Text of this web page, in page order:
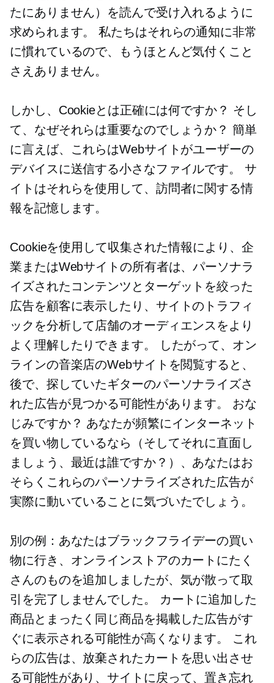
たにありません）を読んで受け入れるように
求められます。 私たちはそれらの通知に非常
に慣れているので、もうほとんど気付くこと
さえありません。
しかし、Cookieとは正確には何ですか？ そし
て、なぜそれらは重要なのでしょうか？ 簡単
に言えば、これらはWebサイトがユーザーの
デバイスに送信する小さなファイルです。 サ
イトはそれらを使用して、訪問者に関する情
報を記憶します。
Cookieを使用して収集された情報により、企
業またはWebサイトの所有者は、パーソナラ
イズされたコンテンツとターゲットを絞った
広告を顧客に表示したり、サイトのトラフィ
ックを分析して店舗のオーディエンスをより
よく理解したりできます。 したがって、オン
ラインの音楽店のWebサイトを閲覧すると、
後で、探していたギターのパーソナライズさ
れた広告が見つかる可能性があります。 おな
じみですか？ あなたが頻繁にインターネット
を買い物しているなら（そしてそれに直面し
ましょう、最近は誰ですか？）、あなたはお
そらくこれらのパーソナライズされた広告が
実際に動いていることに気づいたでしょう。
別の例：あなたはブラックフライデーの買い
物に行き、オンラインストアのカートにたく
さんのものを追加しましたが、気が散って取
引を完了しませんでした。 カートに追加した
商品とまったく同じ商品を掲載した広告がす
ぐに表示される可能性が高くなります。 これ
らの広告は、放棄されたカートを思い出させ
る可能性があり、サイトに戻って、置き忘れ